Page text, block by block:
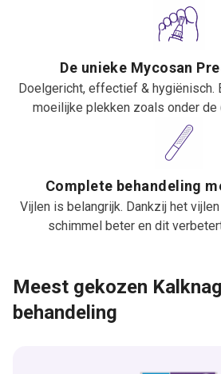
De unieke Mycosan
Doelgericht, effectief & hygiënisch.
moeilijke plekken zoals onder
Complete behandeling
Vijlen is belangrijk. Dankzij het
schimmel beter en dit
Meest gekozen
behandeling